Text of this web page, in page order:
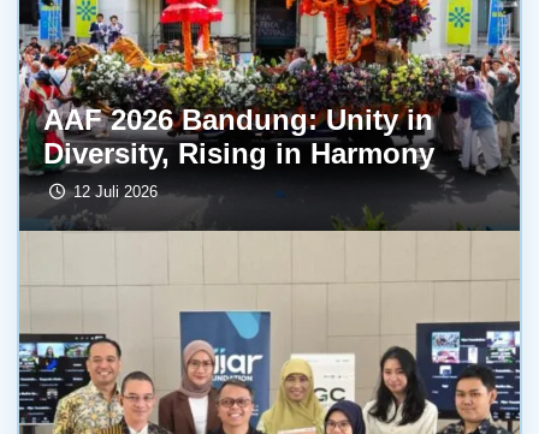
AAF 2026 Bandung: Unity in
Diversity, Rising in Harmony
12 Juli 2026